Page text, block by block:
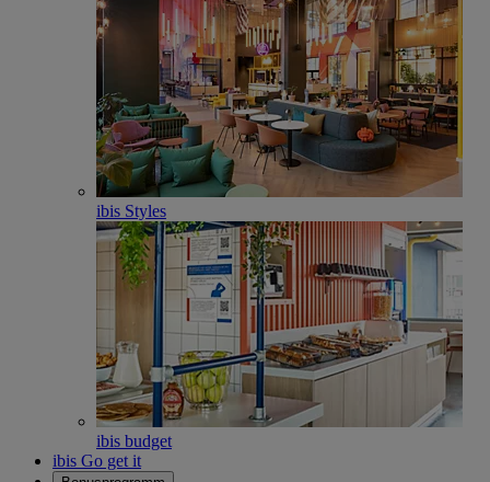
ibis Styles
ibis budget
ibis Go get it